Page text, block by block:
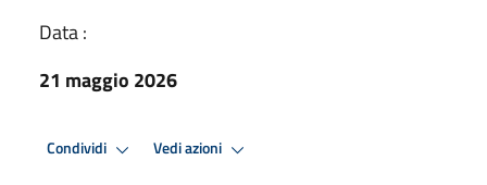
Data :
21 maggio 2026
Condividi Vedi azioni